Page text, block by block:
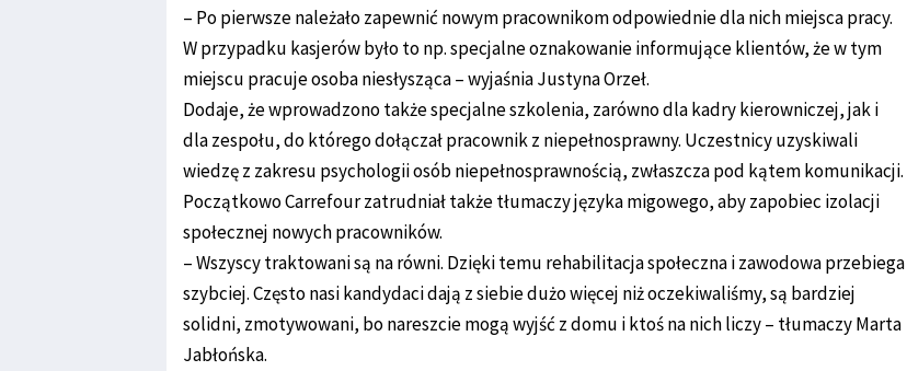
– Po pierwsze należało zapewnić nowym pracownikom odpowiednie dla nich miejsca pracy.
W przypadku kasjerów było to np. specjalne oznakowanie informujące klientów, że w tym
miejscu pracuje osoba niesłysząca – wyjaśnia Justyna Orzeł.
Dodaje, że wprowadzono także specjalne szkolenia, zarówno dla kadry kierowniczej, jak i
dla zespołu, do którego dołączał pracownik z niepełnosprawny. Uczestnicy uzyskiwali
wiedzę z zakresu psychologii osób niepełnosprawnością, zwłaszcza pod kątem komunikacji.
Początkowo Carrefour zatrudniał także tłumaczy języka migowego, aby zapobiec izolacji
społecznej nowych pracowników.
– Wszyscy traktowani są na równi. Dzięki temu rehabilitacja społeczna i zawodowa przebiega
szybciej. Często nasi kandydaci dają z siebie dużo więcej niż oczekiwaliśmy, są bardziej
solidni, zmotywowani, bo nareszcie mogą wyjść z domu i ktoś na nich liczy – tłumaczy Marta
Jabłońska.